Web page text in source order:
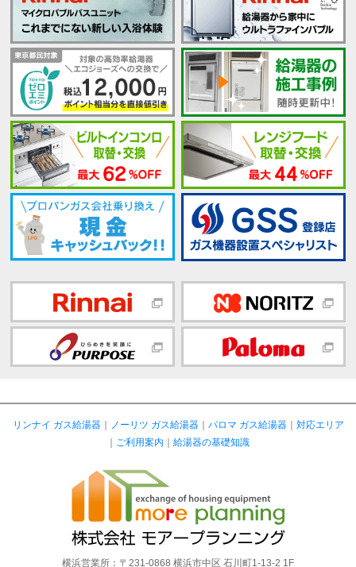
リンナイ ガス給湯器｜ ノーリツ ガス給湯器｜ パロマ ガス給湯器｜ 対応エリア
ご利用案内 給湯器の基礎知識
横浜営業所：〒231-0868 横浜市中区 石川町1-13-2 1F